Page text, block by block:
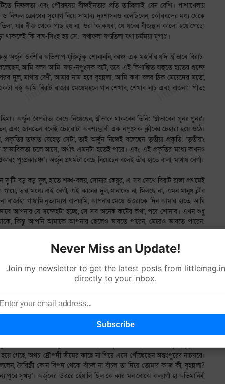
নিষ্ফলতা এবং পৌরুষেয় বীজহীনতার প্রতি তাচ্ছিল্যই যেন বেশি। পাশাখেলায়
ও নিষ্ফল ক্রোধের সুযোগ নিয়ে সামান্য দুঃশাসনও বলেছিলেন, কৌরবদের মধ্য থেকে
যার বীজ থেকে গাছ হয় না, ওরা ‘কাকযব’, যে যবের বীজস্থান কালো হয়ে গেছে;
থাকলেই কি বাঘ-সিংহ হয় সে: ‘যথাফলা ষণ্ঢতিলা যথা চর্মময়া মৃগাঃ’।
অর্জুন উর্বশীর অভিশাপ-যুক্তিটুকু শোনাননি, বরঞ্চ এক মহাবীর যদি স্ত্রীভাবে বিরাট-
আমি বলব আমি ‘ষণ্ঢ’-নপুংসক বটে, তবে এই কিণাঙ্কিত বাহুতে হাতের গুল্ফে
দুল, মাথায় বেণী, আমার নাম হবে বৃহন্নলা; আমি কথা বলব ঠিক মেয়েদের মতো,
বস্তু আমি বিরাট রাজার মেয়েমহলে গান শেখাব, শেখাব নাচ এবং বাজনা: ‘গীতং
অর্জুন বৈপরীত্য বেছে নিয়েছেন, স্ত্রীভাবে থাকবেন তিনি: ‘স্ত্রীভাবেন পুনঃ পুনঃ’।
এবং জানতেন বলেই চেহারাটা অবশ্যম্ভাবী এক নপুংসক ক্লীবের চেহারা হয়ে ওঠে।
তফাত যেহেতু সেটা, তাই অর্জুন নিজেই বলেছেন তৃতীয়া প্রকৃতি: ‘তৃতীয়াং
স্বাভাবিকতা চলে আসে, অর্থাৎ এমনটা হতেই পারে। এবং এই প্রকৃতির মধ্যে কখনও
পুংপ্রকারঞ্চ’। অর্জুন প্রথমটা বেছে নিয়েছেন বলেই তাঁর হাতে বালা, মাথায় বেণী।
দু’টি বড় বড় দুল, হাতে শঙ্খ-বলয়, সোনার কেয়ূর, এ সব দেখে বিরাট রাজা প্রথমেই
তার মধ্যে এই বেণী, এই কানের দুল, মানাচ্ছে না, মিলছে না, এমন মানুষ ক্লীব
গায়ামি নৃত্যাম্যথ বাদয়ামি, আপনার মেয়ে উত্তরাকে দিন আমার হাতে, আমি
আপনার যে সন্দেহটা হচ্ছে, সে সব অনেক কষ্টের কথা, পরে শোনাব। এখন শুধু
কিন্তু আপনি আমাকে আপনার ছেলেও ভাবতে পারেন, মেয়েও ভাবতে পারেন:
ভাই পাণ্ডব এবং দ্রৌপদীও যে ভাবে অতি সহজে বিরাট রাজার বিশ্বাস অর্জন
যে দিন অন্তঃপুরে নৃত্য-প্রশিক্ষণের বরাত নিয়ে প্রবেশ করলেন, তখন যৌবন-
কবি, তবে আমরা এটুকু জেনেছি যে, কিছু দিনের মধ্যেই অর্জুন বেশ প্রিয় হয়ে উঠলেন
ভাল জানি যে, সম্পূর্ণ অস্পৃষ্টতায়, অসংশ্লেষে আর যা-ই হোক, নৃত্যশিক্ষা হয় না। এক
করতে হয়েছে উত্তরার শরীর, বার বার ঠিক করতে হয়েছে করাঙ্গুলির সংস্থান, হস্ত-
প্রশিক্ষণ-প্রয়োজনেই; কিন্তু এমন অঙ্গ-নখ-স্পর্শেও আচার্য এবং যুবতী শিষ্যার মনে
মন!
দ্রৌপদীর মতো পঞ্চঘরনি কেন ভীমের কাছে গিয়ে অর্জুনের জন্য দুঃখ করে বলেন,
মেয়েদের মধ্যে ঘুরতে দেখি: ‘তং বেণীকৃতকেশান্তং ... কন্যাপরিবৃতং দৃষ্ট্বা ভীম
গেছে, অথচ দ্রৌপদী ভীমের কাছে না গিয়ে এসে পৌঁছেছেন অন্তঃপুরের নাচঘরে।
সৈরিন্ধ্রী কোন বিপদ থেকে বাঁচল না বাঁচল তা দিয়ে তোমার কাজ কী, বৃহন্নলা?
সুখম্’। অর্জুনের উত্তরে হেঁয়ালি ছিল কে কার মন বোঝে কল্যাণী হা অভিমানিনী
Never Miss an Update!
Join my newsletter to get the latest posts from littlemag.in
directly to your inbox.